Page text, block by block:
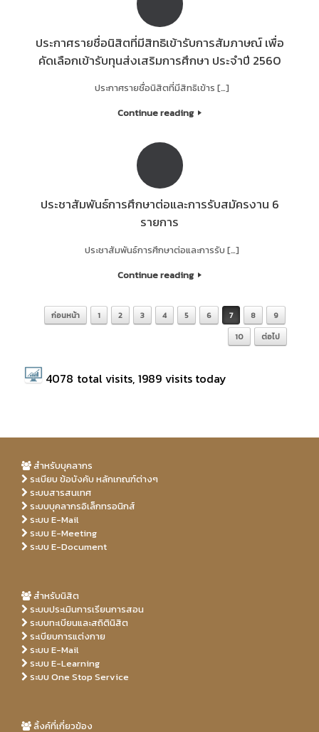
ประกาศรายชื่อนิสิตที่มีสิทธิเข้ารับการสัมภาษณ์ เพื่อ
คัดเลือกเข้ารับทุนส่งเสริมการศึกษา ประจำปี 2560
ประกาศรายชื่อนิสิตที่มีสิทธิเข้าร […]
Continue reading
ประชาสัมพันธ์การศึกษาต่อและการรับสมัครงาน 6
รายการ
ประชาสัมพันธ์การศึกษาต่อและการรับ […]
Continue reading
Post navigation
ก่อนหน้า 1 2 3 4 5 6 7 8
9
10
ต่อไป
4078 total visits, 1989 visits today
สำหรับบุคลากร
ระเบียบ ข้อบังคับ หลักเกณฑ์ต่างๆ
ระบบสารสนเทศ
ระบบบุคลากรอิเล็กทรอนิกส์
ระบบ E-Mail
ระบบ E-Meeting
ระบบ E-Document
สำหรับนิสิต
ระบบประเมินการเรียนการสอน
ระบบทะเบียนและสถิตินิสิต
ระเบียบการแต่งกาย
ระบบ E-Mail
ระบบ E-Learning
ระบบ One Stop Service
video
clips
videos
video
Sex
hotmomsteen.xyz
clips
clips
clips
ลิ้งค์ที่เกี่ยวข้อง